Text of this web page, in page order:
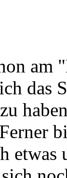
am
das
etwas